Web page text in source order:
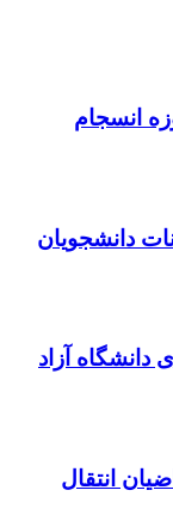
حوزه انسجام
دانشجویان
آزاد
انتقال